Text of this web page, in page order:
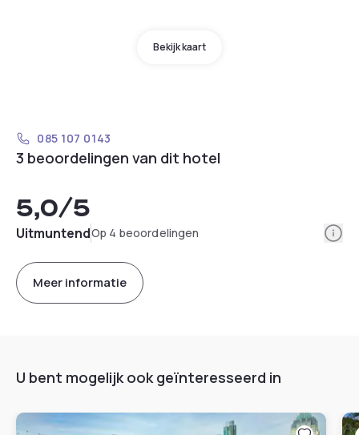
Bekijk kaart
085 107 0143
3 beoordelingen van dit hotel
5,0/5
UitmuntendOp 4 beoordelingen
Meer informatie
U bent mogelijk ook geïnteresseerd in